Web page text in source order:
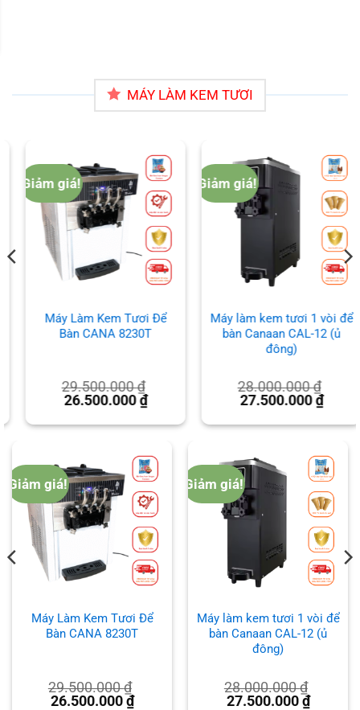
MÁY LÀM KEM TƯƠI
Giảm giá!
Máy Làm Kem Tươi Để
Bàn CANA 8230T
29.500.000₫
Giá
là:
26.500.000₫Giá
hiện
tại
26.500.000 ₫.
Giảm giá!
Máy làm kem tươi 1 vòi để
bàn Canaan CAL-12 (ủ
đông)
28.000.000₫
Giá
là:
27.500.000₫Giá
hiện
tại
Giảm giá!
Máy làm kem tươi 1 vòi để
bàn Canaan CAL-12
24.000.000
Giá
23.500.000
Giảm giá!
Máy làm kem tươi 3 vòi
Canaan CAV-D4000 (ủ
đông)
65.000.000
Giá
59.900.000